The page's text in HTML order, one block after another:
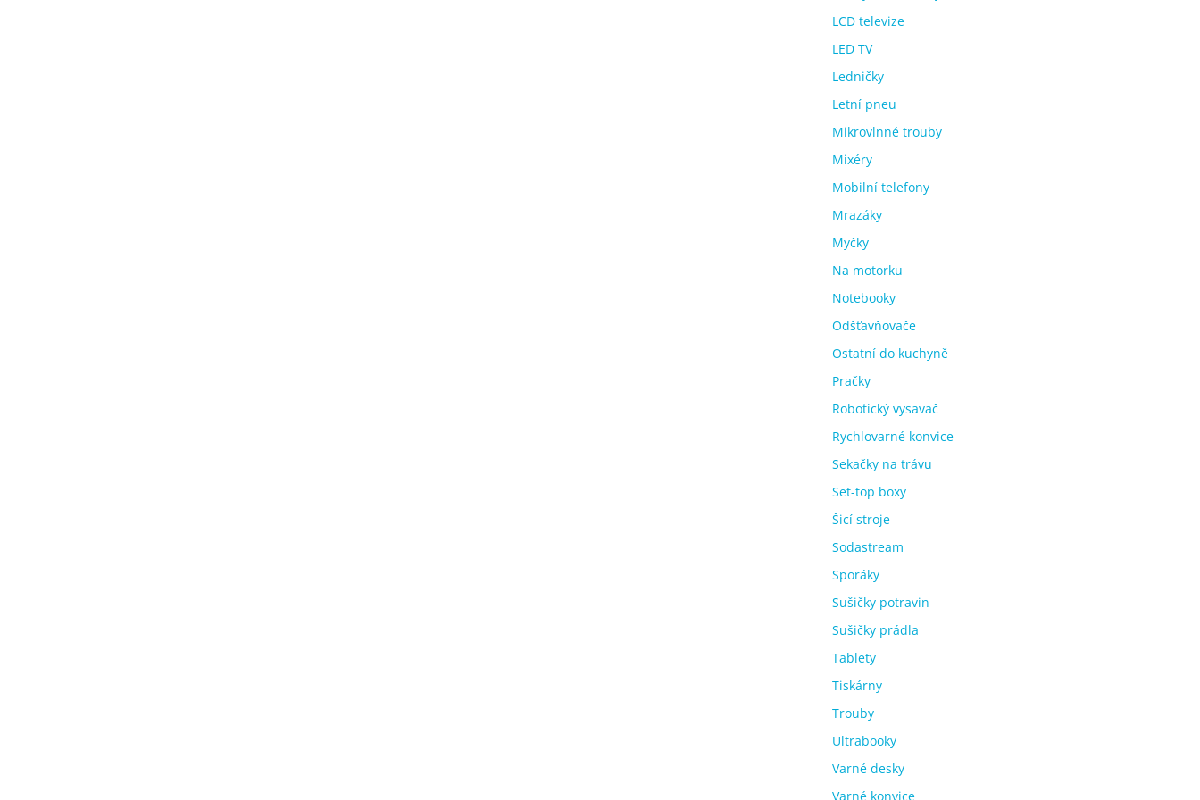
LCD televize
LED TV
Ledničky
Letní pneu
Mikrovlnné trouby
Mixéry
Mobilní telefony
Mrazáky
Myčky
Na motorku
Notebooky
Odšťavňovače
Ostatní do kuchyně
Pračky
Robotický vysavač
Rychlovarné konvice
Sekačky na trávu
Set-top boxy
Šicí stroje
Sodastream
Sporáky
Sušičky potravin
Sušičky prádla
Tablety
Tiskárny
Trouby
Ultrabooky
Varné desky
Varné konvice